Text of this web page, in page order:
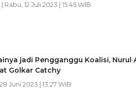
| Rabu, 12 Juli 2023 | 15:45 WIB
jadi Pengganggu Koalisi, Nurul
Golkar Catchy
Juni 2023 | 13:27 WIB